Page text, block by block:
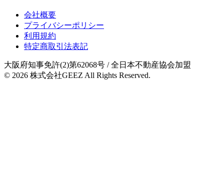
会社概要
プライバシーポリシー
利用規約
特定商取引法表記
大阪府知事免許(2)第62068号 / 全日本不動産協会加盟
© 2026 株式会社GEEZ All Rights Reserved.